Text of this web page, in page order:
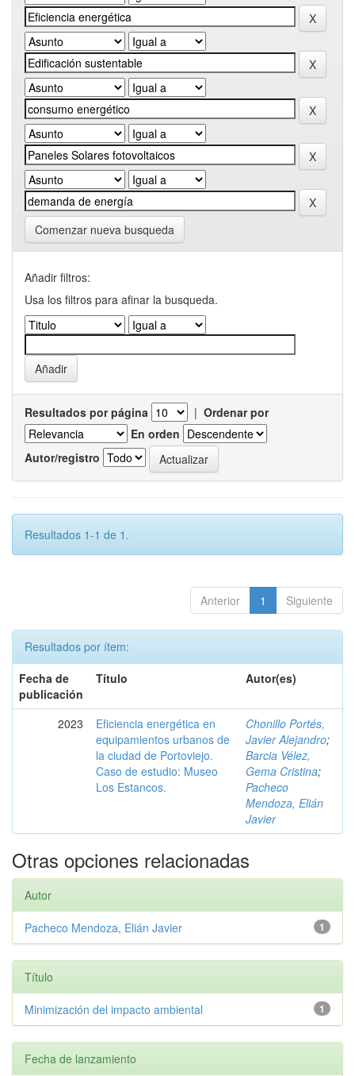
Comenzar nueva busqueda
Añadir filtros:
Usa los filtros para afinar la busqueda.
Resultados por página | Ordenar por
En orden
Autor/registro
Resultados 1-1 de 1.
Anterior 1 Siguiente
Resultados por ítem:
Fecha de
publicación
Título Autor(es)
2023
Eficiencia energética en
equipamientos urbanos de
la ciudad de Portoviejo.
Caso de estudio: Museo
Los Estancos.
Chonillo Portés,
Javier Alejandro;
Barcia Vélez,
Gema Cristina;
Pacheco
Mendoza, Elián
Javier
Otras opciones relacionadas
Autor
1
Pacheco Mendoza, Elián Javier
Título
1
Minimización del impacto ambiental
Fecha de lanzamiento